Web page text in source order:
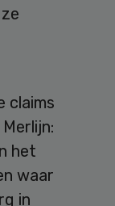
claims
het
waar
in